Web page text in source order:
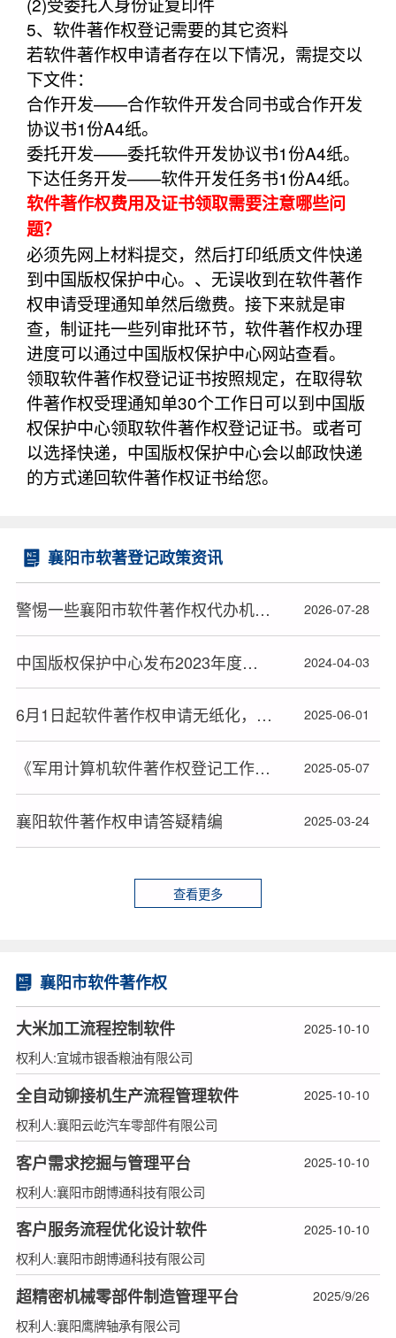
5、软件著作权登记需要的其它资料
若软件著作权申请者存在以下情况，需提交以
下文件：
合作开发——合作软件开发合同书或合作开发
协议书1份A4纸。
委托开发——委托软件开发协议书1份A4纸。
下达任务开发——软件开发任务书1份A4纸。
软件著作权费用及证书领取需要注意哪些问
题？
必须先网上材料提交，然后打印纸质文件快递
到中国版权保护中心。、无误收到在软件著作
权申请受理通知单然后缴费。接下来就是审
查，制证扥一些列审批环节，软件著作权办理
进度可以通过中国版权保护中心网站查看。
领取软件著作权登记证书按照规定，在取得软
件著作权受理通知单30个工作日可以到中国版
权保护中心领取软件著作权登记证书。或者可
以选择快递，中国版权保护中心会以邮政快递
的方式递回软件著作权证书给您。
襄阳市软著登记政策资讯
警惕一些襄阳市软件著作权代办机构低价引流后续加价套路 2026-07-28
中国版权保护中心发布2023年度十大著作权人候选人名单 2024-04-03
6月1日起软件著作权申请无纸化，材料审查或更严格 2025-06-01
《军用计算机软件著作权登记工作暂行办法》全文发布 2025-05-07
襄阳软件著作权申请答疑精编 2025-03-24
查看更多
襄阳市软件著作权
大米加工流程控制软件
2025-10-10
权利人:宜城市银香粮油有限公司
全自动铆接机生产流程管理软件
2025-10-10
权利人:襄阳云屹汽车零部件有限公司
客户需求挖掘与管理平台
2025-10-10
权利人:襄阳市朗博通科技有限公司
客户服务流程优化设计软件
2025-10-10
权利人:襄阳市朗博通科技有限公司
超精密机械零部件制造管理平台
2025/9/26
权利人:襄阳鹰牌轴承有限公司